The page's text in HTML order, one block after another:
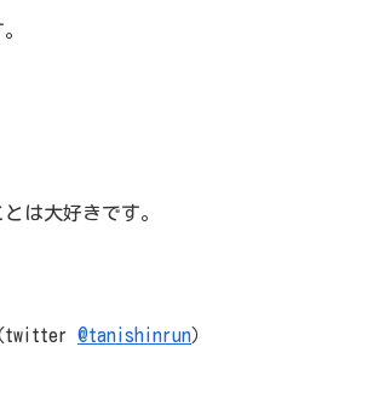
は大好きです。
twitter @tanishinrun）